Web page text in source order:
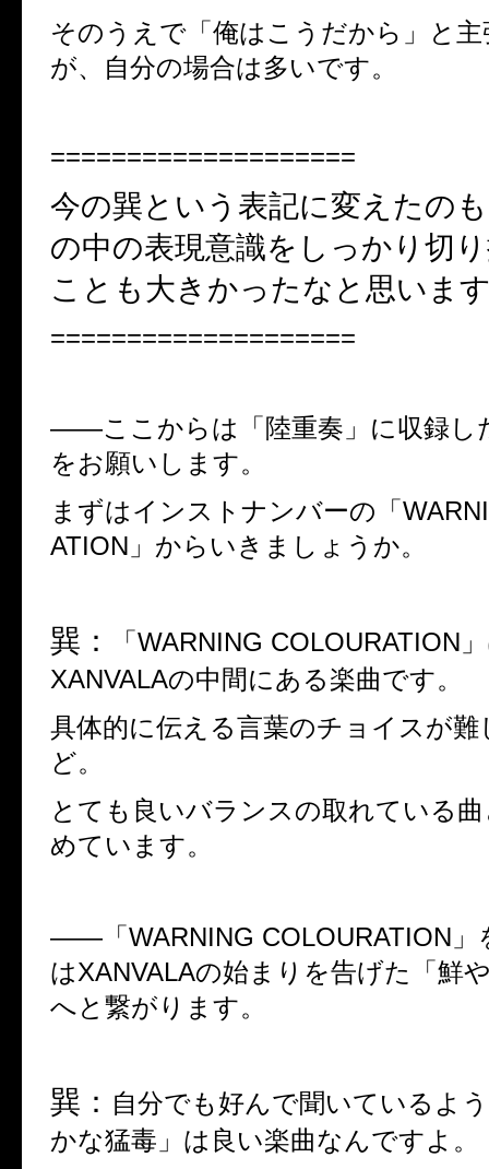
そのうえで「俺はこうだから」と
が、自分の場合は多いです。
====================
今の巽という表記に変えたの
の中の表現意識をしっかり切
ことも大きかったなと思いま
====================
――ここからは「陸重奏」に収録し
をお願いします。
まずはインストナンバーの「
ATION 」からいきましょうか。
巽： 「 WARNING COLOURATION
XANVALAの中間にある楽曲です。
具体的に伝える言葉のチョイスが
ど。
とても良いバランスの取れている
めています。
―― 「 WARNING COLOURATION
はXANVALAの始まりを告げた「鮮
へと繋がります。
巽： 自分でも好んで聞いているよ
かな猛毒」は良い楽曲なんですよ。